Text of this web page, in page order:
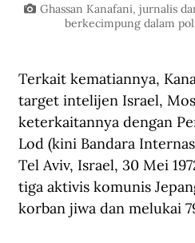
Ghassan Kanafani, jurnalis
berkecimpung dalam
Terkait kematiannya,
target intelijen Israel,
keterkaitannya dengan
Lod (kini Bandara
Tel Aviv, Israel, 30 Mei
tiga aktivis komunis
korban jiwa dan melukai